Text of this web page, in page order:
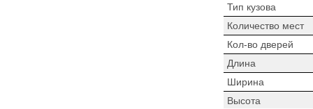
Тип кузова
Количество мест
Кол-во дверей
Длина
Ширина
Высота